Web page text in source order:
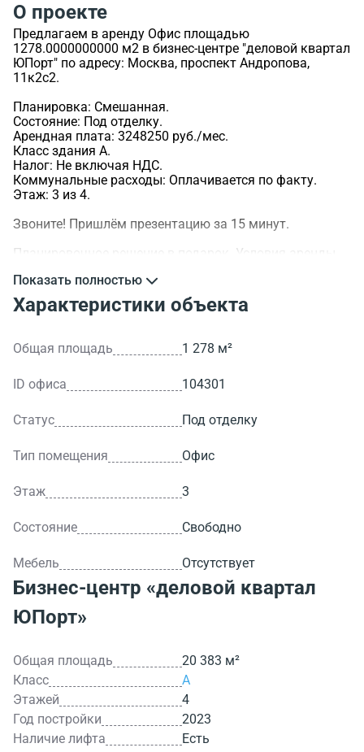
О проекте
Предлагаем в аренду Офис площадью
1278.0000000000 м2 в бизнес-центре "деловой квартал
ЮПорт" по адресу: Москва, проспект Андропова,
11к2с2.
Планировка: Смешанная.
Состояние: Под отделку.
Арендная плата: 3248250 руб./мес.
Класс здания A.
Налог: Не включая НДС.
Коммунальные расходы: Оплачивается по факту.
Этаж: 3 из 4.
Звоните! Пришлём презентацию за 15 минут.
Планировочное решение в подарок. Условия аренды
>ID объекта - 104301.
Показать полностью
Характеристики объекта
Общая площадь 1 278 м²
ID офиса 104301
Статус Под отделку
Тип помещения Офис
Этаж 3
Состояние Свободно
Мебель Отсутствует
Бизнес-центр «деловой квартал
ЮПорт»
Общая площадь
20 383 м²
Класс
A
Этажей
4
Год постройки
2023
Наличие лифта
Есть